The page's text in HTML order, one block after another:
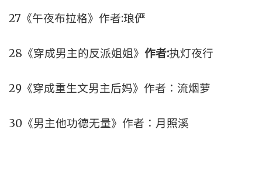
27《午夜布拉格》作者:琅俨
28《穿成男主的反派姐姐》 作者:执灯夜行
29《穿成重生文男主后妈》作者：流烟萝
30《男主他功德无量》作者：月照溪